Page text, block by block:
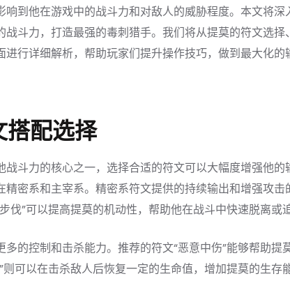
响到他在游戏中的战斗力和对敌人的威胁程度。本文将
战斗力，打造最强的毒刺猎手。我们将从提莫的符文选
进行详细解析，帮助玩家们提升操作技巧，做到最大化
搭配选择
战斗力的核心之一，选择合适的符文可以大幅度增强他的
精密系和主宰系。精密系符文提供的持续输出和增强攻
伐”可以提高提莫的机动性，帮助他在战斗中快速脱离或
多的控制和击杀能力。推荐的符文“恶意中伤”能够帮助提
则可以在击杀敌人后恢复一定的生命值，增加提莫的生存